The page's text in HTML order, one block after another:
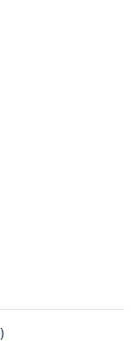
)